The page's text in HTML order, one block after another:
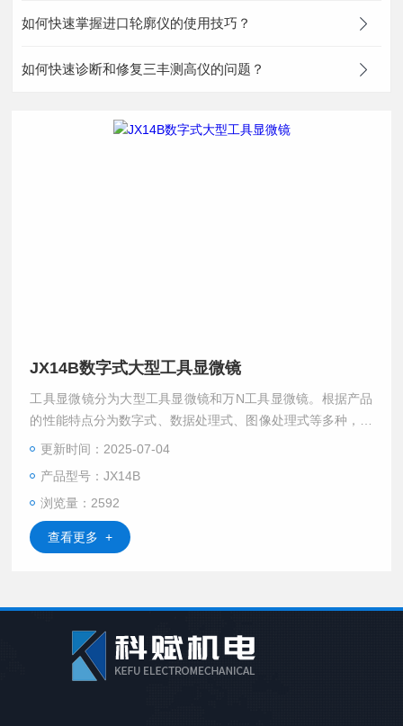
如何快速掌握进口轮廓仪的使用技巧？
如何快速诊断和修复三丰测高仪的问题？
JX14B数字式大型工具显微镜
工具显微镜分为大型工具显微镜和万N工具显微镜。根据产品
的性能特点分为数字式、数据处理式、图像处理式等多种，具
有较高的测量精度，可以满足不同用户的测量需求。
更新时间：2025-07-04
产品型号：JX14B
浏览量：2592
查看更多 +